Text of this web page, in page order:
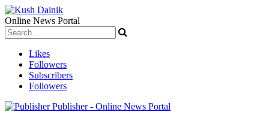
Online News Portal
Likes
Followers
Subscribers
Followers
Publisher - Online News Portal